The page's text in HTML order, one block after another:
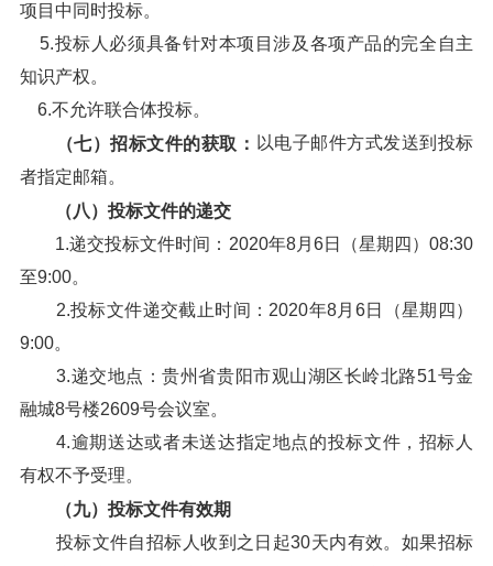
项目中同时投标。
5.投标人必须具备针对本项目涉及各项产品的完全自主
知识产权。
6.不允许联合体投标。
（七）招标文件的获取： 以电子邮件方式发送到投标
者指定邮箱。
（八）投标文件的递交
1.递交投标文件时间：2020年8月6日（星期四）08:30
至9:00。
2.投标文件递交截止时间：2020年8月6日（星期四）
9:00。
3.递交地点：贵州省贵阳市观山湖区长岭北路51号金
融城8号楼2609号会议室。
4.逾期送达或者未送达指定地点的投标文件，招标人
有权不予受理。
（九）投标文件有效期
投标文件自招标人收到之日起30天内有效。如果招标